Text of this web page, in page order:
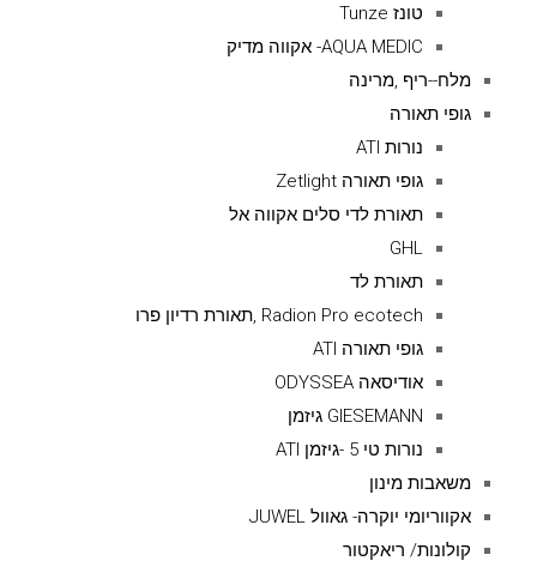
טונז Tunze
AQUA MEDIC- אקווה מדיק
מלח--ריף ,מרינה
גופי תאורה
נורות ATI
גופי תאורה Zetlight
תאורת לדי סלים אקווה אל
GHL
תאורת לד
Radion Pro ecotech ,תאורת רדיון פרו
גופי תאורה ATI
אודיסאה ODYSSEA
GIESEMANN גיזמן
נורות טי 5 -גיזמן ATI
משאבות מינון
אקווריומי יוקרה- גאוול JUWEL
קולונות/ ריאקטור